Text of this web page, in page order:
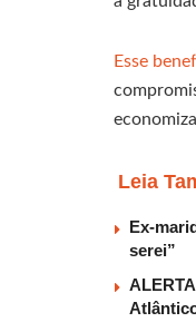
Esse
Leia
Ex-
serei”